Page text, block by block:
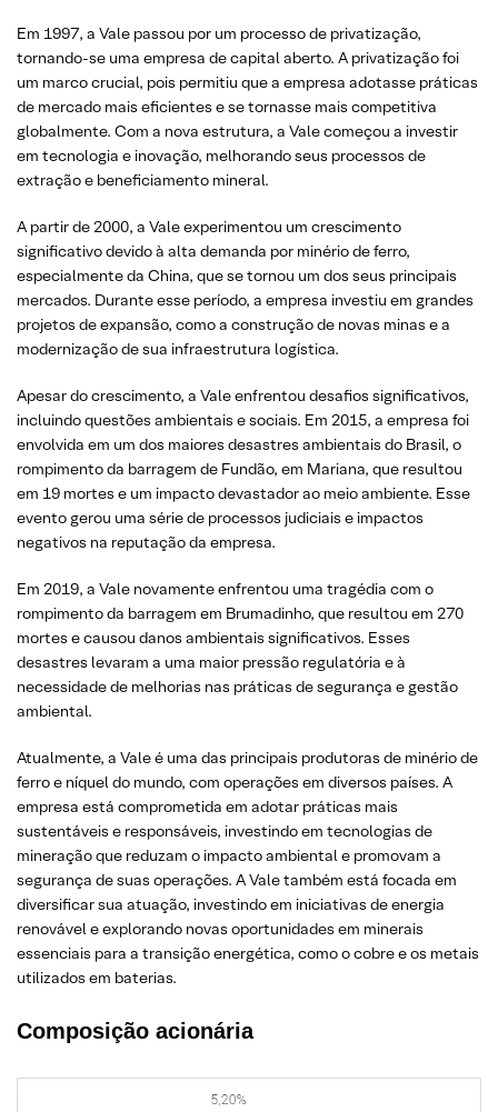
Em 1997, a Vale passou por um processo de privatização,
tornando-se uma empresa de capital aberto. A privatização foi
um marco crucial, pois permitiu que a empresa adotasse práticas
de mercado mais eficientes e se tornasse mais competitiva
globalmente. Com a nova estrutura, a Vale começou a investir
em tecnologia e inovação, melhorando seus processos de
extração e beneficiamento mineral.
A partir de 2000, a Vale experimentou um crescimento
significativo devido à alta demanda por minério de ferro,
especialmente da China, que se tornou um dos seus principais
mercados. Durante esse período, a empresa investiu em grandes
projetos de expansão, como a construção de novas minas e a
modernização de sua infraestrutura logística.
Apesar do crescimento, a Vale enfrentou desafios significativos,
incluindo questões ambientais e sociais. Em 2015, a empresa foi
envolvida em um dos maiores desastres ambientais do Brasil, o
rompimento da barragem de Fundão, em Mariana, que resultou
em 19 mortes e um impacto devastador ao meio ambiente. Esse
evento gerou uma série de processos judiciais e impactos
negativos na reputação da empresa.
Em 2019, a Vale novamente enfrentou uma tragédia com o
rompimento da barragem em Brumadinho, que resultou em 270
mortes e causou danos ambientais significativos. Esses
desastres levaram a uma maior pressão regulatória e à
necessidade de melhorias nas práticas de segurança e gestão
ambiental.
Atualmente, a Vale é uma das principais produtoras de minério de
ferro e níquel do mundo, com operações em diversos países. A
empresa está comprometida em adotar práticas mais
sustentáveis e responsáveis, investindo em tecnologias de
mineração que reduzam o impacto ambiental e promovam a
segurança de suas operações. A Vale também está focada em
diversificar sua atuação, investindo em iniciativas de energia
renovável e explorando novas oportunidades em minerais
essenciais para a transição energética, como o cobre e os metais
utilizados em baterias.
Composição acionária